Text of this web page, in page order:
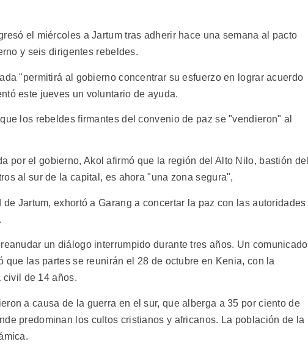
el miércoles a Jartum tras adherir hace una semana al pacto
y seis dirigentes rebeldes.
"permitirá al gobierno concentrar su esfuerzo en lograr acuerdo
este jueves un voluntario de ayuda.
los rebeldes firmantes del convenio de paz se "vendieron" al
por el gobierno, Akol afirmó que la región del Alto Nilo, bastión del
al sur de la capital, es ahora "una zona segura",
Jartum, exhortó a Garang a concertar la paz con las autoridades
un diálogo interrumpido durante tres años. Un comunicado
las partes se reunirán el 28 de octubre en Kenia, con la
civil de 14 años.
a causa de la guerra en el sur, que alberga a 35 por ciento de
predominan los cultos cristianos y africanos. La población de la